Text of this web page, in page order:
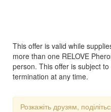
This offer is valid while
more than one RELOVE
person. This offer is subject
termination at any time.
Розкажіть друзям,